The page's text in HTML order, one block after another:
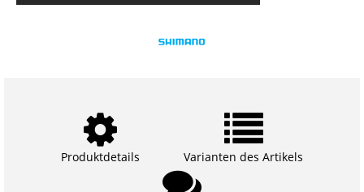
Produktdetails Varianten des Artikels